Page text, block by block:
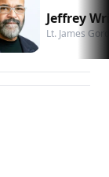
Jeffrey
Lt. James